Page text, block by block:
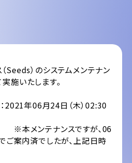
Seeds）のシステムメンテナン
施いたします。
2021年06月24日（木）02:30
ンスですが、06
ご案内済でしたが、上記日時